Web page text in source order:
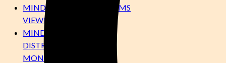
MINDRAY BENEVISION CMS
VIEWER
MINDRAY BENEVISION
DISTRIBUTED
MONITORING SYSTEM